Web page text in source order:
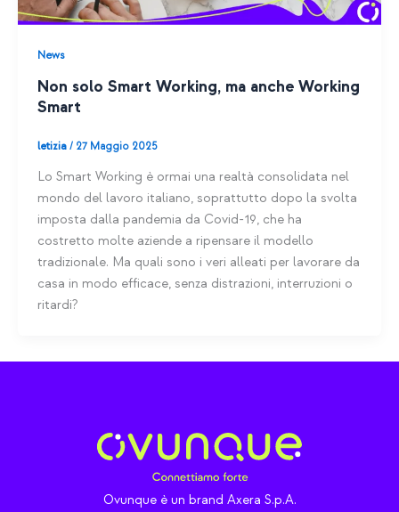
News
Non solo Smart Working, ma anche Working
Smart
letizia / 27 Maggio 2025
Lo Smart Working è ormai una realtà consolidata nel
mondo del lavoro italiano, soprattutto dopo la svolta
imposta dalla pandemia da Covid-19, che ha
costretto molte aziende a ripensare il modello
tradizionale. Ma quali sono i veri alleati per lavorare da
casa in modo efficace, senza distrazioni, interruzioni o
ritardi?
Ovunque è un brand Axera S.p.A.